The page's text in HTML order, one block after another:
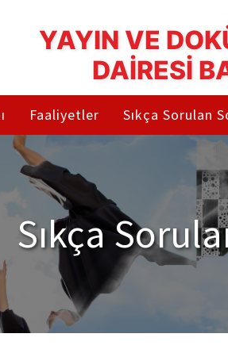
YAYIN VE
DAİRESİ
Faaliyetler Sıkça Sorulan
Sıkça